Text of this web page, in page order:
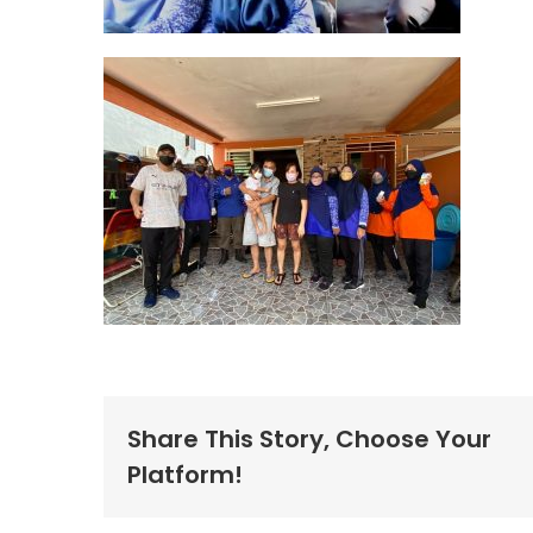
Share This Story, Choose Your
Platform!